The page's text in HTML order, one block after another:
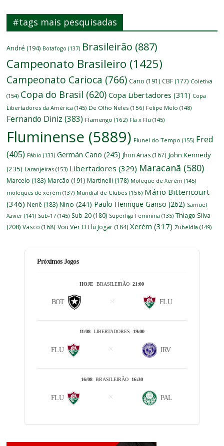
#tags mais pesquisadas
André (194) Botafogo (137) Brasileirão (887)
Campeonato Brasileiro (1425)
Campeonato Carioca (766) Cano (191) CBF (177) Coletiva
(154) Copa do Brasil (620) Copa Libertadores (311) Copa
Libertadores da América (145) De Olho Neles (156) Felipe Melo (148)
Fernando Diniz (383) Flamengo (162) Fla x Flu (145)
Fluminense (5889) Flunel do Tempo (155) Fred
(405) Fábio (133) Germán Cano (245) Jhon Arias (167) John Kennedy
(235) Laranjeiras (153) Libertadores (329) Maracanã (580)
Marcelo (183) Marcão (191) Martinelli (178) Moleque de Xerém (145)
moleques de xerém (137) Mundial de Clubes (156) Mário Bittencourt
(346) Nenê (183) Nino (241) Paulo Henrique Ganso (262) Samuel
Xavier (141) Sub-17 (145) Sub-20 (180) Superliga Feminina (135) Thiago Silva
(208) Vasco (168) Vou Ver O Flu Jogar (184) Xerém (317) Zubeldía (149)
Próximos Jogos
HOJE BRASILEIRÃO21:00
BOT FLU
11/08LIBERTADORES 19:00
FLU IRV
16/08BRASILEIRÃO 16:30
FLU PAL